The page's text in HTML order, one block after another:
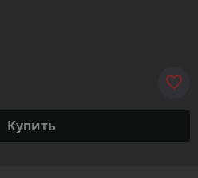
Купить